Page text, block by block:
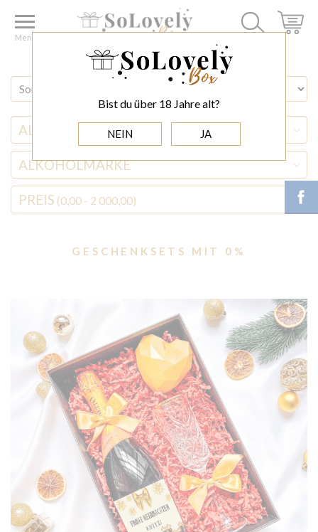
Bist du über 18 Jahre alt?
NEIN JA
Menu
Home WEIHNACHTEN GESCHENKSETS MIT 0%
ALKOHOLSORTE
ALKOHOLMARKE
PREIS (0,00 - 2 000,00)
GESCHENKSETS MIT 0%